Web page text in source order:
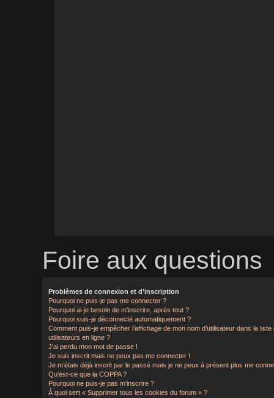
Foire aux questions
Problèmes de connexion et d’inscription
Pourquoi ne puis-je pas me connecter ?
Pourquoi ai-je besoin de m’inscrire, après tout ?
Pourquoi suis-je déconnecté automatiquement ?
Comment puis-je empêcher l’affichage de mon nom d’utilisateur dans la liste
utilisateurs en ligne ?
J’ai perdu mon mot de passe !
Je suis inscrit mais ne peux pas me connecter !
Je m’étais déjà inscrit par le passé mais je ne peux à présent plus me
Qu’est-ce que la COPPA ?
Pourquoi ne puis-je pas m’inscrire ?
À quoi sert « Supprimer tous les cookies du forum » ?